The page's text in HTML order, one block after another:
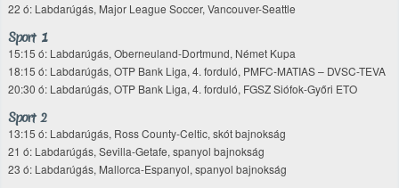
22 ó: Labdarúgás, Major League Soccer, Vancouver-Seattle
Sport 1
15:15 ó: Labdarúgás, Oberneuland-Dortmund, Német Kupa
18:15 ó: Labdarúgás, OTP Bank Liga, 4. forduló, PMFC-MATIAS – DVSC-TEVA
20:30 ó: Labdarúgás, OTP Bank Liga, 4. forduló, FGSZ Siófok-Győri ETO
Sport 2
13:15 ó: Labdarúgás, Ross County-Celtic, skót bajnokság
21 ó: Labdarúgás, Sevilla-Getafe, spanyol bajnokság
23 ó: Labdarúgás, Mallorca-Espanyol, spanyol bajnokság